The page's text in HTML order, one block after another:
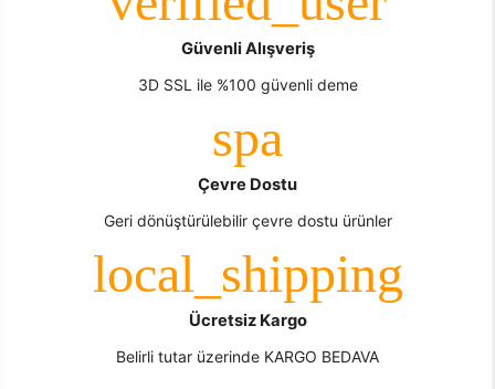
Güvenli Alışveriş
3D SSL ile %100 güvenli deme
Çevre Dostu
Geri dönüştürülebilir çevre dostu ürünler
Ücretsiz Kargo
Belirli tutar üzerinde KARGO BEDAVA